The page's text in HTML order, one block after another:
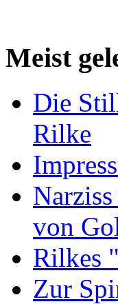
Meist
Die
Rilke
von
Rilkes
Zur